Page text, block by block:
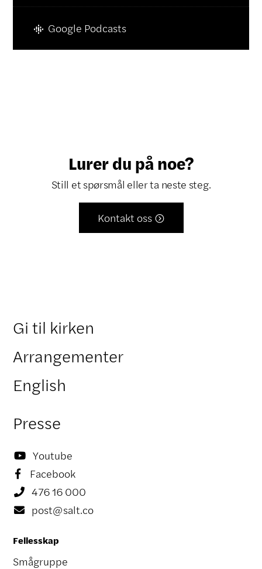
Google Podcasts
Lurer du på noe?
Still et spørsmål eller ta neste steg.
Kontakt oss 
Gi til kirken
Arrangementer
English
Presse
 Youtube
 Facebook
 476 16 000
 post@salt.co
Fellesskap
Smågruppe